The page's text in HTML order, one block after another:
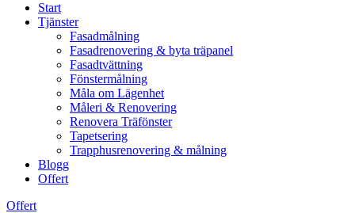
Start
Tjänster
Fasadmålning
Fasadrenovering & byta träpanel
Fasadtvättning
Fönstermålning
Måla om Lägenhet
Måleri & Renovering
Renovera Träfönster
Tapetsering
Trapphusrenovering & målning
Blogg
Offert
Offert